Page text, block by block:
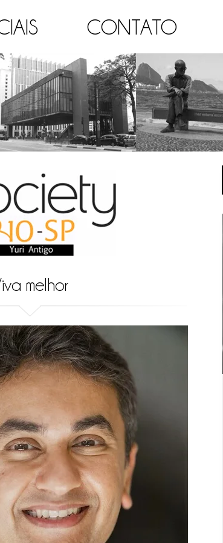
CONTATO
melhor